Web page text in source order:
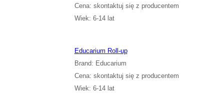
Cena: skontaktuj się z producentem
Wiek: 6-14 lat
Educarium Roll-up
Brand: Educarium
Cena: skontaktuj się z producentem
Wiek: 6-14 lat